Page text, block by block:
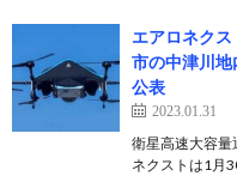
エアロネク
市の中津川
公表
2023.01.31
衛星高速大容量
ネクストは1月